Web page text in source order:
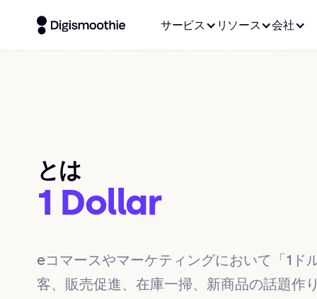
サービス リソース 会社
とは
1 Dollar
eコマースやマーケティングにおいて「1ド
客、販売促進、在庫一掃、新商品の話題作